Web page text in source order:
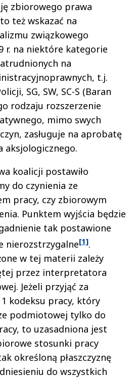
zbiorowego prawa
też wskazać na
związkowego
r. na niektóre kategorie
na
t.j.
SG, SW, SC-S (Baran
rodzaju rozszerzenie
mimo swych
zasługuje na aprobatę
aksjologicznego.
koalicji postawiło
do czynienia ze
pracy, czy zbiorowym
Punktem wyjścia będzie
tak postawione
nierozstrzygalne[1].
w tej materii zależy
przez interpretatora
Jeżeli przyjąć za
kodeksu pracy, który
podmiotowej tylko do
to uzasadniona jest
stosunki pracy
określoną płaszczyznę
do wszystkich